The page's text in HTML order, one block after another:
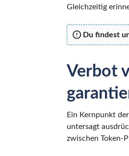
Gleichzeitig
Du findest
Verbot
Ein Kernpunkt
untersagt
zwischen Token-